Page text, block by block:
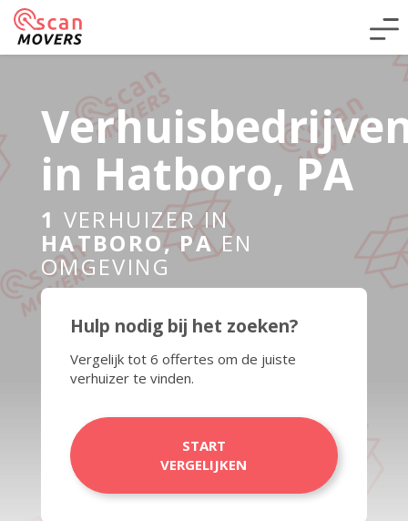
in Hatboro, PA
1 VERHUIZER IN
HATBORO, PA EN
OMGEVING
Hulp nodig bij het zoeken?
Vergelijk tot 6 offertes om de juiste
verhuizer te vinden.
START
VERGELIJKEN